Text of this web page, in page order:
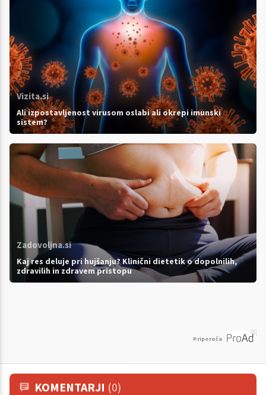
Vizita.si
Ali izpostavljenost virusom oslabi ali okrepi imunski
sistem?
Zadovoljna.si
Kaj res deluje pri hujšanju? Klinični dietetik o dopolnilih,
zdravilih in zdravem pristopu
Priporoča
KOMENTARJI (0)